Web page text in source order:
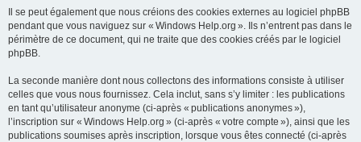
Il se peut également que nous créions des cookies externes au logiciel phpBB
pendant que vous naviguez sur « Windows Help.org ». Ils n’entrent pas dans le
périmètre de ce document, qui ne traite que des cookies créés par le logiciel
phpBB.
La seconde manière dont nous collectons des informations consiste à utiliser
celles que vous nous fournissez. Cela inclut, sans s’y limiter : les publications
en tant qu’utilisateur anonyme (ci-après « publications anonymes »),
l’inscription sur « Windows Help.org » (ci-après « votre compte »), ainsi que les
publications soumises après inscription, lorsque vous êtes connecté (ci-après